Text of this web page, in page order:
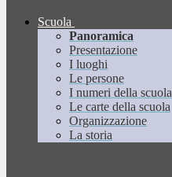
Scuola
Panoramica
Presentazione
I luoghi
Le persone
I numeri della scuola
Le carte della scuola
Organizzazione
La storia